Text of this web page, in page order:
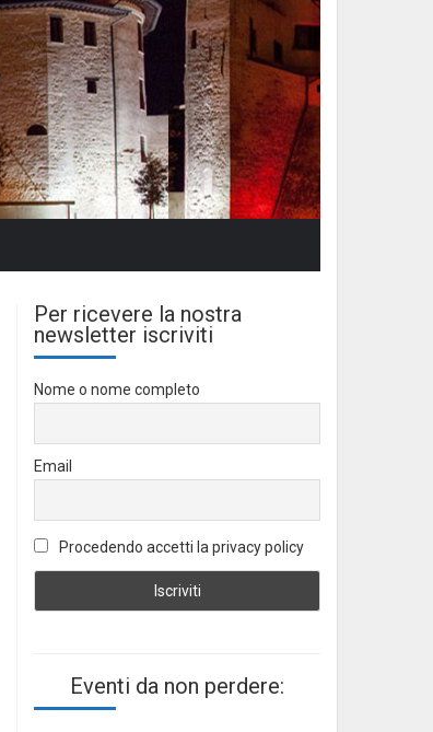
Per ricevere la nostra
newsletter iscriviti
Nome o nome completo
Email
Procedendo accetti la privacy policy
Eventi da non perdere: